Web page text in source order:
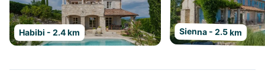
Habibi - 2.4 km Sienna - 2.5 km